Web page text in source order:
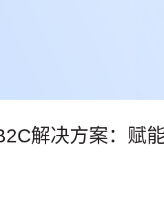
解决方案：赋